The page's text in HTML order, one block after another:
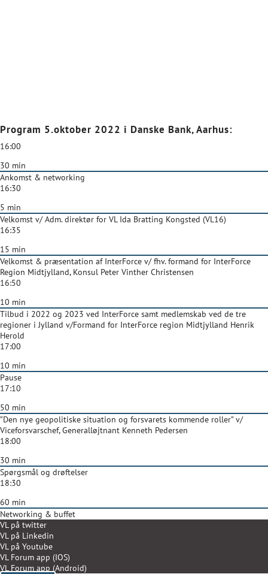
Program 5.oktober 2022 i Danske Bank, Aarhus:
16:00
30 min
Ankomst & networking
16:30
5 min
Velkomst v/ Adm. direktør for VL Ida Bratting Kongsted (VL16)
16:35
15 min
Velkomst & præsentation af InterForce v/ fhv. formand for InterForce
Region Midtjylland, Konsul Peter Vinther Christensen
16:50
10 min
Tilbud i 2022 og 2023 ved InterForce samt medlemskab ved de tre
regioner i Jylland v/Formand for InterForce region Midtjylland Henrik
Herold
17:00
10 min
Pause
17:10
50 min
”Den nye geopolitiske situation og forsvarets kommende roller” v/
Viceforsvarschef, Generalløjtnant Kenneth Pedersen
18:00
30 min
Spørgsmål og drøftelser
18:30
60 min
Networking & buffet
VL på twitter
VL på Linkedin
VL på Youtube
VL Forum app (IOS)
VL Forum app (Android)